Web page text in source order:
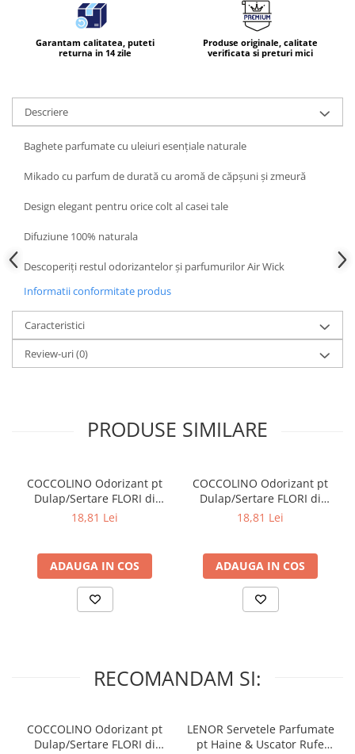
Produse pentru ras
Spuma de baie
Balsam de par
Fixativ si spuma de par
Sampon
Vopsea de par
Cosmetice copii
Odorizante
Aer Conditionat
Baie
Camera
Lumanari Parfumate
Spray
Stick
Pentru COPIL
Pentru EA
Garantam calitatea, puteti
returna in 14 zile
Produse originale, calitate
verificata si preturi mici
Descriere
Baghete parfumate cu uleiuri esențiale naturale
Mikado cu parfum de durată cu aromă de căpșuni și zmeură
Design elegant pentru orice colt al casei tale
Difuziune 100% naturala
Descoperiți restul odorizantelor și parfumurilor Air Wick
Informatii conformitate produs
Caracteristici
Review-uri(0)
PRODUSE SIMILARE
COCCOLINO Odorizant pt
Dulap/Sertare FLORI di
PRIMAVERA 3 buc
18,81 Lei
ADAUGA IN COS
COCCOLINO Odorizant pt
Dulap/Sertare FLORI di
TIARE 3 buc
18,81 Lei
ADAUGA IN COS
RECOMANDAM SI:
COCCOLINO Odorizant pt
Dulap/Sertare FLORI di
LENOR Servetele Parfumate
pt Haine & Uscator Rufe